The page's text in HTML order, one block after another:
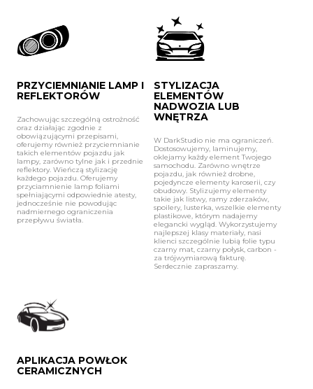
PRZYCIEMNIANIE LAMP I
REFLEKTORÓW
Zachowując szczególną ostrożność
oraz działając zgodnie z
obowiązującymi przepisami,
oferujemy również przyciemnianie
takich elementów pojazdu jak
lampy, zarówno tylne jak i przednie
reflektory. Wieńczą stylizację
każdego pojazdu. Oferujemy
przyciamnienie lamp foliami
spełniającymi odpowiednie atesty,
jednocześnie nie powodując
nadmiernego ograniczenia
przepływu światła.
STYLIZACJA
ELEMENTÓW
NADWOZIA LUB
WNĘTRZA
W DarkStudio nie ma ograniczeń.
Dostosowujemy, laminujemy,
oklejamy każdy element Twojego
samochodu. Zarówno wnętrze
pojazdu, jak również drobne,
pojedyncze elementy karoserii, czy
obudowy. Stylizujemy elementy
takie jak listwy, ramy zderzaków,
spoilery, lusterka, wszelkie elementy
plastikowe, którym nadajemy
elegancki wygląd. Wykorzystujemy
najlepszej klasy materiały, nasi
klienci szczególnie lubią folie typu
czarny mat, czarny połysk, carbon -
za trójwymiarową fakturę.
Serdecznie zapraszamy.
APLIKACJA POWŁOK
CERAMICZNYCH